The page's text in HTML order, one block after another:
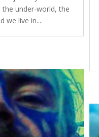
the under-world, the
we live in....